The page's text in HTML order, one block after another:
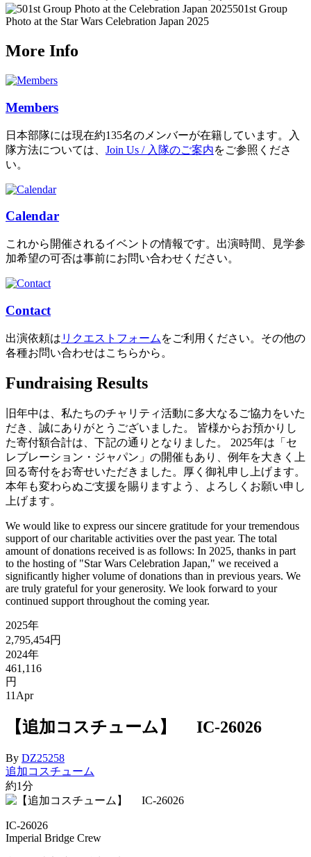
501st Group
Photo at the Star Wars Celebration Japan 2025
More Info
Members
日本部隊には現在約135名のメンバーが在籍しています。入
隊方法については、 Join Us / 入隊のご案内をご参照くださ
い。
Calendar
これから開催されるイベントの情報です。出演時間、見学参
加希望の可否は事前にお問い合わせください。
Contact
出演依頼は リクエストフォーム をご利用ください。その他の
各種お問い合わせはこちらから。
Fundraising Results
旧年中は、私たちのチャリティ活動に多大なるご協力をいた
だき、誠にありがとうございました。 皆様からお預かりし
た寄付額合計は、下記の通りとなりました。 2025年は「セ
レブレーション・ジャパン」の開催もあり、例年を大きく上
回る寄付をお寄せいただきました。厚く御礼申し上げます。
本年も変わらぬご支援を賜りますよう、よろしくお願い申し
上げます。
We would like to express our sincere gratitude for your tremendous
support of our charitable activities over the past year. The total
amount of donations received is as follows: In 2025, thanks in part
to the hosting of "Star Wars Celebration Japan," we received a
significantly higher volume of donations than in previous years. We
are truly grateful for your generosity. We look forward to your
continued support throughout the coming year.
2025年
2,795,454円
2024年
461,116
円
11 Apr
【追加コスチューム】 IC-26026
By DZ25258
追加コスチューム
約1分
IC-26026
Imperial Bridge Crew